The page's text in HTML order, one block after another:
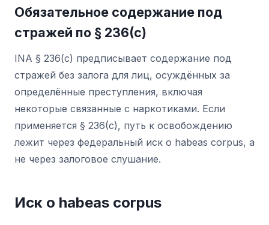
Обязательное содержание под
стражей по § 236(c)
INA § 236(c) предписывает содержание под
стражей без залога для лиц, осуждённых за
определённые преступления, включая
некоторые связанные с наркотиками. Если
применяется § 236(c), путь к освобождению
лежит через федеральный иск о habeas corpus, а
не через залоговое слушание.
Иск о habeas corpus